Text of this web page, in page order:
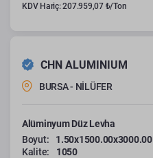
KDV Hariç: 207.959,07 ₺/Ton
CHN ALUMINIUM
BURSA - NİLÜFER
Alüminyum Düz Levha
Boyut:
1.50x1500.00x3000.00
Kalite:
1050